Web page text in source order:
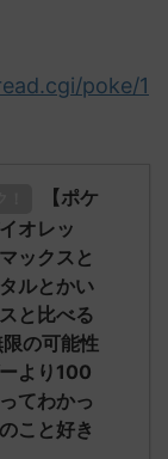
poke/1
【ポケ
オレッ
ックスと
ルとかい
と比べる
の可能性
より100
てわかっ
こと好き